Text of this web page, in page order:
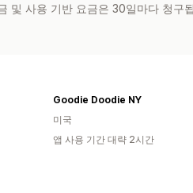
및 사용 기반 요금은 30일마다 청구
Goodie Doodie NY
미국
앱 사용 기간 대략 2시간